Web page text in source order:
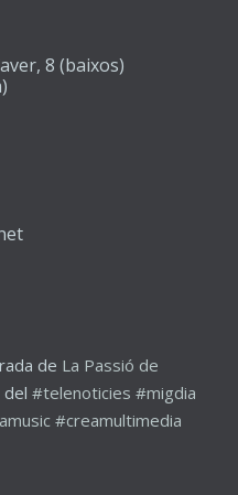
8 (baixos)
de La Passió de
#telenoticies #migdia
#creamultimedia